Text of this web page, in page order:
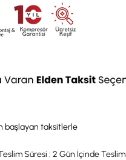
başlayan taksitlerle
Süresi : 2 Gün İçinde Teslim